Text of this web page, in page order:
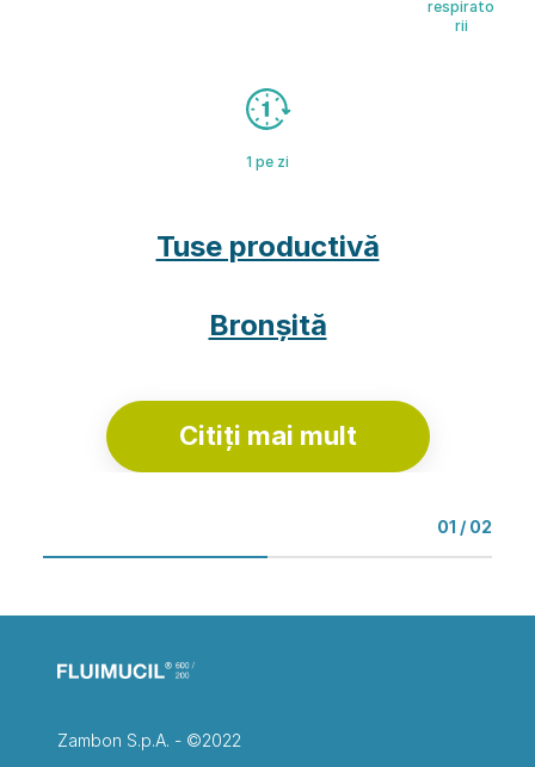
respirato
rii
1 pe zi
Tuse productivă
Bronșită
Citiți mai mult
01 / 02
Zambon S.p.A. - ©2022